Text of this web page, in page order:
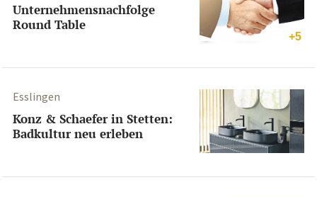
+5
Unternehmensnachfolge
Round Table
Esslingen
Konz & Schaefer in Stetten:
Badkultur neu erleben